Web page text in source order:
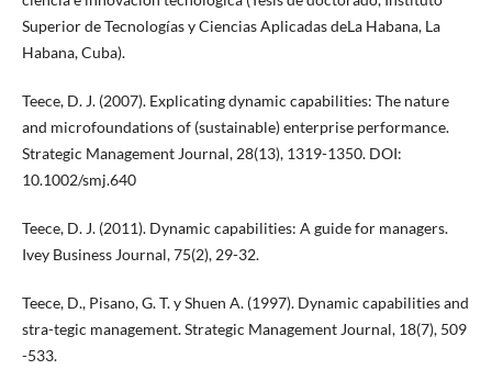
Superior de Tecnologías y Ciencias Aplicadas deLa Habana, La
Habana, Cuba).
Teece, D. J. (2007). Explicating dynamic capabilities: The nature
and microfoundations of (sustainable) enterprise performance.
Strategic Management Journal, 28(13), 1319-1350. DOI:
10.1002/smj.640
Teece, D. J. (2011). Dynamic capabilities: A guide for managers.
Ivey Business Journal, 75(2), 29-32.
Teece, D., Pisano, G. T. y Shuen A. (1997). Dynamic capabilities and
stra-tegic management. Strategic Management Journal, 18(7), 509
-533.